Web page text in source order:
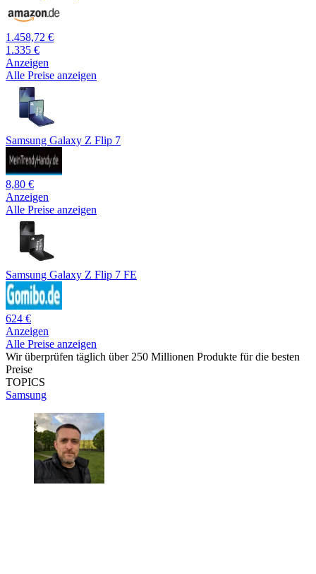
1.458,72 €
1.335 €
Anzeigen
Alle Preise anzeigen
Samsung Galaxy Z Flip 7
8,80 €
Anzeigen
Alle Preise anzeigen
Samsung Galaxy Z Flip 7 FE
624 €
Anzeigen
Alle Preise anzeigen
Wir überprüfen täglich über 250 Millionen Produkte für die besten
Preise
TOPICS
Samsung